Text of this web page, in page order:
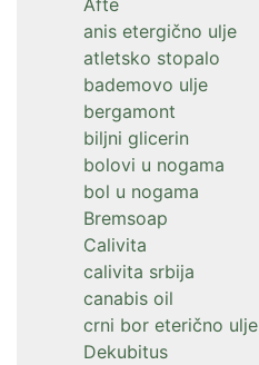
Afte
anis etergično ulje
atletsko stopalo
bademovo ulje
bergamont
biljni glicerin
bolovi u nogama
bol u nogama
Bremsoap
Calivita
calivita srbija
canabis oil
crni bor eterično ulje
Dekubitus